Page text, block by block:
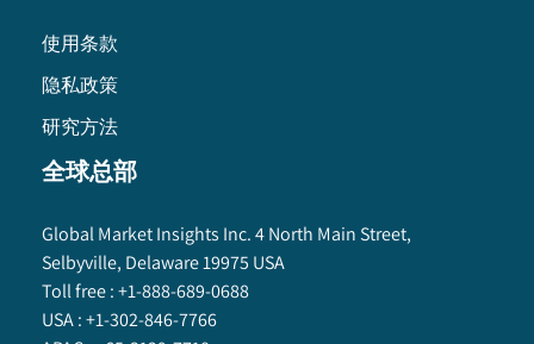
使用条款
隐私政策
研究方法
全球总部
Global Market Insights Inc. 4 North Main Street,
Selbyville, Delaware 19975 USA
Toll free :+1-888-689-0688
USA :+1-302-846-7766